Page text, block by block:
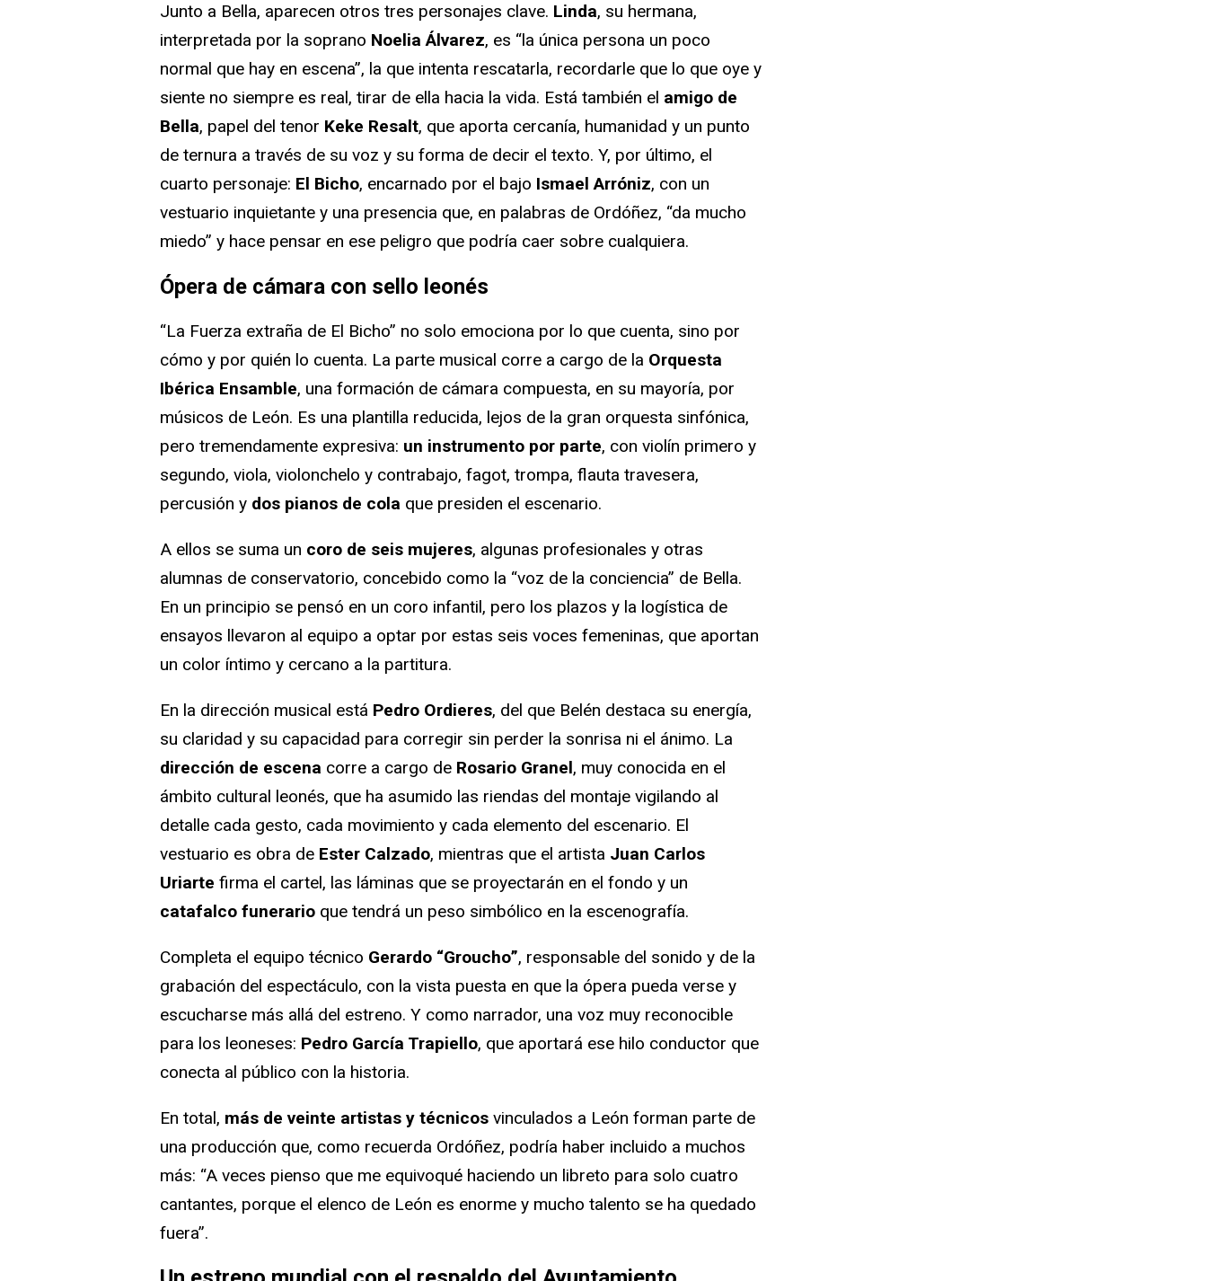
Junto a Bella, aparecen otros tres personajes clave. Linda, su hermana,
interpretada por la soprano Noelia Álvarez, es “la única persona un poco
normal que hay en escena”, la que intenta rescatarla, recordarle que lo que oye y
siente no siempre es real, tirar de ella hacia la vida. Está también el amigo de
Bella, papel del tenor Keke Resalt, que aporta cercanía, humanidad y un punto
de ternura a través de su voz y su forma de decir el texto. Y, por último, el
cuarto personaje: El Bicho, encarnado por el bajo Ismael Arróniz, con un
vestuario inquietante y una presencia que, en palabras de Ordóñez, “da mucho
miedo” y hace pensar en ese peligro que podría caer sobre cualquiera.
Ópera de cámara con sello leonés
“La Fuerza extraña de El Bicho” no solo emociona por lo que cuenta, sino por
cómo y por quién lo cuenta. La parte musical corre a cargo de la Orquesta
Ibérica Ensamble, una formación de cámara compuesta, en su mayoría, por
músicos de León. Es una plantilla reducida, lejos de la gran orquesta sinfónica,
pero tremendamente expresiva: un instrumento por parte, con violín primero y
segundo, viola, violonchelo y contrabajo, fagot, trompa, flauta travesera,
percusión y dos pianos de cola que presiden el escenario.
A ellos se suma un coro de seis mujeres, algunas profesionales y otras
alumnas de conservatorio, concebido como la “voz de la conciencia” de Bella.
En un principio se pensó en un coro infantil, pero los plazos y la logística de
ensayos llevaron al equipo a optar por estas seis voces femeninas, que aportan
un color íntimo y cercano a la partitura.
En la dirección musical está Pedro Ordieres, del que Belén destaca su energía,
su claridad y su capacidad para corregir sin perder la sonrisa ni el ánimo. La
dirección de escena corre a cargo de Rosario Granel, muy conocida en el
ámbito cultural leonés, que ha asumido las riendas del montaje vigilando al
detalle cada gesto, cada movimiento y cada elemento del escenario. El
vestuario es obra de Ester Calzado, mientras que el artista Juan Carlos
Uriarte firma el cartel, las láminas que se proyectarán en el fondo y un
catafalco funerario que tendrá un peso simbólico en la escenografía.
Completa el equipo técnico Gerardo “Groucho”, responsable del sonido y de la
grabación del espectáculo, con la vista puesta en que la ópera pueda verse y
escucharse más allá del estreno. Y como narrador, una voz muy reconocible
para los leoneses: Pedro García Trapiello, que aportará ese hilo conductor que
conecta al público con la historia.
En total, más de veinte artistas y técnicos vinculados a León forman parte de
una producción que, como recuerda Ordóñez, podría haber incluido a muchos
más: “A veces pienso que me equivoqué haciendo un libreto para solo cuatro
cantantes, porque el elenco de León es enorme y mucho talento se ha quedado
fuera”.